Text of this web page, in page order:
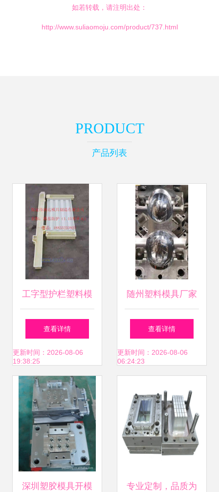
如若转载，请注明出处：
http://www.suliaomoju.com/product/737.html
PRODUCT
产品列表
工字型护栏塑料模
具 功能、设计与应
用解析
查看详情
更新时间：2026-08-06
19:38:25
随州塑料模具厂家
精工智造，赋能产
业升级
查看详情
更新时间：2026-08-06
06:24:23
深圳塑胶模具开模 专业定制，品质为